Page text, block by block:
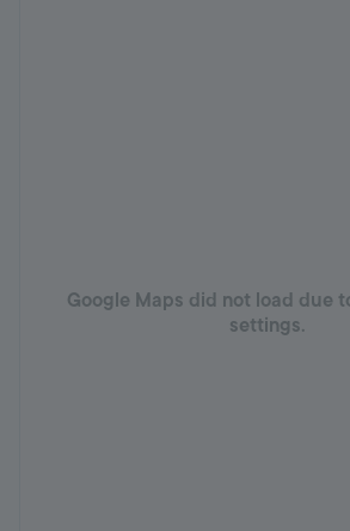
Google Maps did not load due
settings.